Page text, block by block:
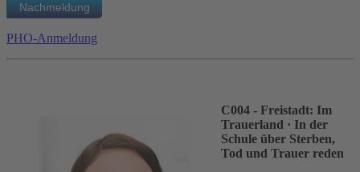
PHO-Anmeldung
C004 - Freistadt: Im
Trauerland · In der
Schule über Sterben,
Tod und Trauer reden